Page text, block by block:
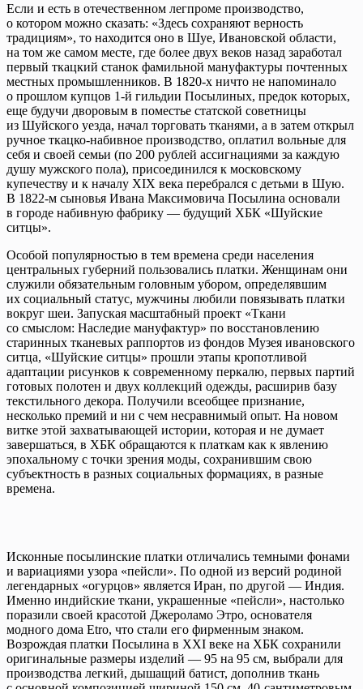
Если и есть в отечественном легпроме производство,
о котором можно сказать: «Здесь сохраняют верность
традициям», то находится оно в Шуе, Ивановской области,
на том же самом месте, где более двух веков назад заработал
первый ткацкий станок фамильной мануфактуры почтенных
местных промышленников. В 1820-х ничто не напоминало
о прошлом купцов 1-й гильдии Посылиных, предок которых,
еще будучи дворовым в поместье статской советницы
из Шуйского уезда, начал торговать тканями, а в затем открыл
ручное ткацко-набивное производство, оплатил вольные для
себя и своей семьи (по 200 рублей ассигнациями за каждую
душу мужского пола), присоединился к московскому
купечеству и к началу XIX века перебрался с детьми в Шую.
В 1822-м сыновья Ивана Максимовича Посылина основали
в городе набивную фабрику — будущий ХБК «Шуйские
ситцы».
Особой популярностью в тем времена среди населения
центральных губерний пользовались платки. Женщинам они
служили обязательным головным убором, определявшим
их социальный статус, мужчины любили повязывать платки
вокруг шеи. Запуская масштабный проект «Ткани
со смыслом: Наследие мануфактур» по восстановлению
старинных тканевых раппортов из фондов Музея ивановского
ситца, «Шуйские ситцы» прошли этапы кропотливой
адаптации рисунков к современному перкалю, первых партий
готовых полотен и двух коллекций одежды, расширив базу
текстильного декора. Получили всеобщее признание,
несколько премий и ни с чем несравнимый опыт. На новом
витке этой захватывающей истории, которая и не думает
завершаться, в ХБК обращаются к платкам как к явлению
эпохальному с точки зрения моды, сохранившим свою
субъектность в разных социальных формациях, в разные
времена.
Исконные посылинские платки отличались темными фонами
и вариациями узора «пейсли». По одной из версий родиной
легендарных «огурцов» является Иран, по другой — Индия.
Именно индийские ткани, украшенные «пейсли», настолько
поразили своей красотой Джероламо Этро, основателя
модного дома Etro, что стали его фирменным знаком.
Возрождая платки Посылина в XXI веке на ХБК сохранили
оригинальные размеры изделий — 95 на 95 см, выбрали для
производства легкий, дышащий батист, дополнив ткань